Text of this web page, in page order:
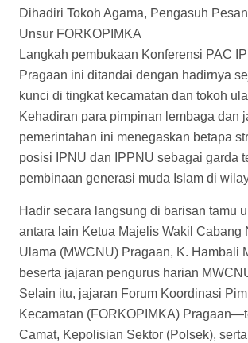
Dihadiri Tokoh Agama, Pengasuh
Unsur FORKOPIMKA
Langkah pembukaan Konferensi PAC
Pragaan ini ditandai dengan hadirnya
kunci di tingkat kecamatan dan tokoh
Kehadiran para pimpinan lembaga dan
pemerintahan ini menegaskan betapa
posisi IPNU dan IPPNU sebagai garda
pembinaan generasi muda Islam di
Hadir secara langsung di barisan tamu
antara lain Ketua Majelis Wakil Cabang
Ulama (MWCNU) Pragaan, K. Hambali
beserta jajaran pengurus harian
Selain itu, jajaran Forum Koordinasi
Kecamatan (FORKOPIMKA)
Camat, Kepolisian Sektor (Polsek),